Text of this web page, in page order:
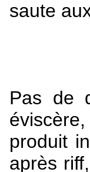
Pas de
produit
après